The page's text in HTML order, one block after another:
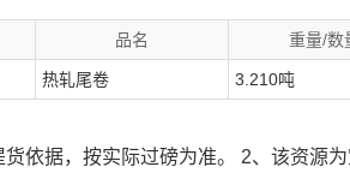
品名 重量/数
热轧尾卷 3.210吨
依据，按实际过磅为准。 2、该资源